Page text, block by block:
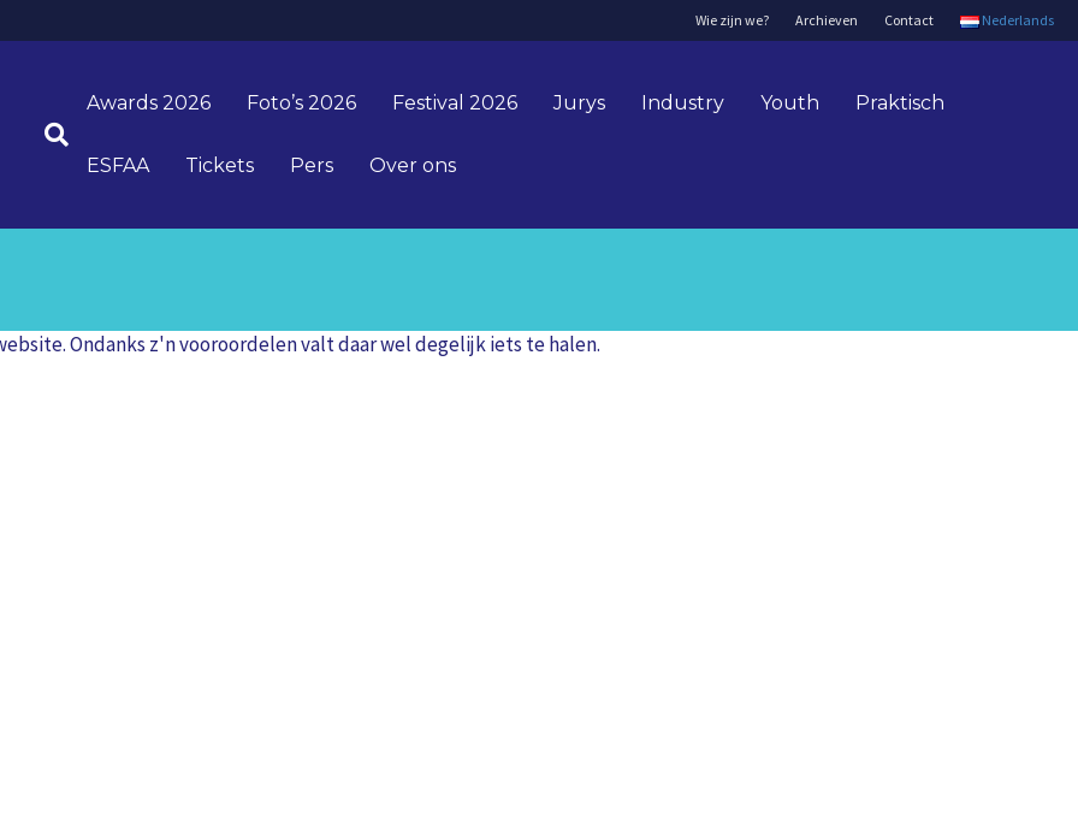
Wie zijn we? Archieven Contact Nederlands
Awards 2026 Foto’s 2026 Festival 2026 Jurys Industry Youth Praktisch
ESFAA Tickets Pers Over ons
Ondanks z'n vooroordelen valt daar wel degelijk iets te halen.